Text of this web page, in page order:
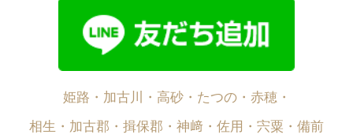
姫路・加古川・高砂・たつの・赤穂・
相生・加古郡・揖保郡・神﨑・佐用・宍粟・備前